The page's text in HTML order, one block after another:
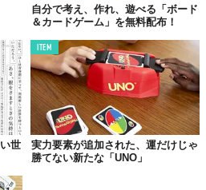
たせるために役立てることができる
になったのも興味深いが、その知
えられる可能性がある点も、多くの
the Measure of Game’s Entertainment: Discovering
Potentially Addictive Games / IEEE Xplore
Top image: © iStock.com/filadendron
LABO
自分で考え、作れ、遊べる「ボード
＆カードゲーム」を無料配布！
世
ITEM
実力要素が追加された、運だけじゃ
勝てない新たな「UNO」